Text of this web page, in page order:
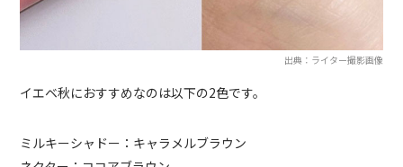
出典：ライター撮影画像
イエベ秋におすすめなのは以下の2色です。
ミルキーシャドー：キャラメルブラウン